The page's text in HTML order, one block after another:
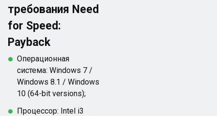
требования Need
for Speed:
Payback
Операционная
система: Windows 7 /
Windows 8.1 / Windows
10 (64-bit versions);
Процессор: Intel i3